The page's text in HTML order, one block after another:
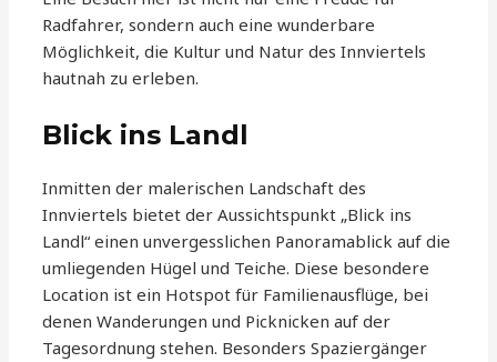
Radfahrer, sondern auch eine wunderbare
Möglichkeit, die Kultur und Natur des Innviertels
hautnah zu erleben.
Blick ins Landl
Inmitten der malerischen Landschaft des
Innviertels bietet der Aussichtspunkt „Blick ins
Landl“ einen unvergesslichen Panoramablick auf die
umliegenden Hügel und Teiche. Diese besondere
Location ist ein Hotspot für Familienausflüge, bei
denen Wanderungen und Picknicken auf der
Tagesordnung stehen. Besonders Spaziergänger